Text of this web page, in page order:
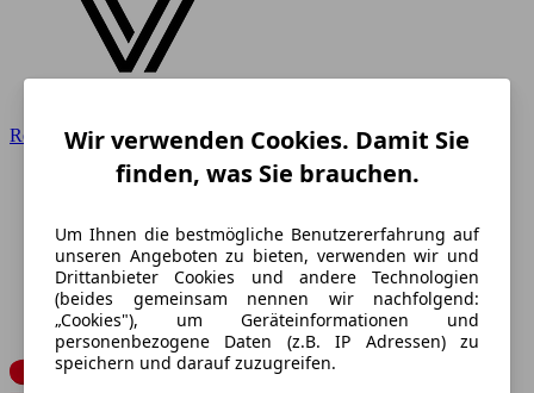
RenaultWir verwenden Cookies. Damit Sie
finden, was Sie brauchen.
Um Ihnen die bestmögliche Benutzererfahrung auf
unseren Angeboten zu bieten, verwenden wir und
Drittanbieter Cookies und andere Technologien
(beides gemeinsam nennen wir nachfolgend:
„Cookies"), um Geräteinformationen und
personenbezogene Daten (z.B. IP Adressen) zu
speichern und darauf zuzugreifen.